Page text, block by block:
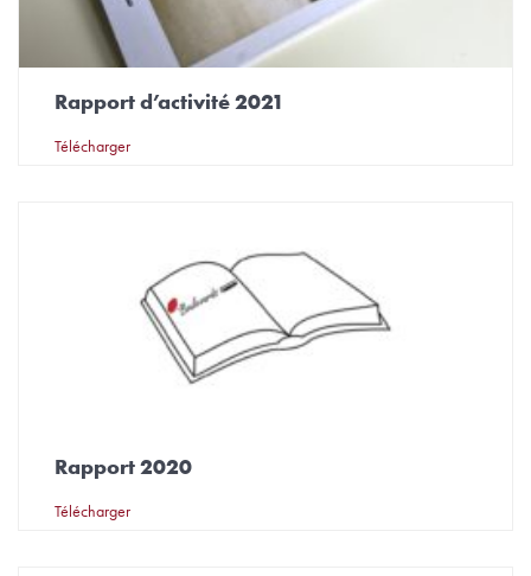
Rapport d’activité 2021
Télécharger
Rapport 2020
Télécharger